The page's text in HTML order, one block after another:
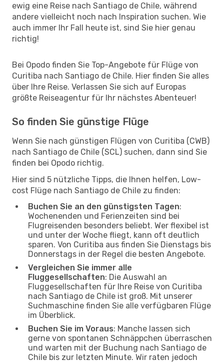
ewig eine Reise nach Santiago de Chile, während
andere vielleicht noch nach Inspiration suchen. Wie
auch immer Ihr Fall heute ist, sind Sie hier genau
richtig!
Bei Opodo finden Sie Top-Angebote für Flüge von
Curitiba nach Santiago de Chile. Hier finden Sie alles
über Ihre Reise. Verlassen Sie sich auf Europas
größte Reiseagentur für Ihr nächstes Abenteuer!
So finden Sie günstige Flüge
Wenn Sie nach günstigen Flügen von Curitiba (CWB)
nach Santiago de Chile (SCL) suchen, dann sind Sie
finden bei Opodo richtig.
Hier sind 5 nützliche Tipps, die Ihnen helfen, Low-
cost Flüge nach Santiago de Chile zu finden:
Buchen Sie an den günstigsten Tagen:
Wochenenden und Ferienzeiten sind bei
Flugreisenden besonders beliebt. Wer flexibel ist
und unter der Woche fliegt, kann oft deutlich
sparen. Von Curitiba aus finden Sie Dienstags bis
Donnerstags in der Regel die besten Angebote.
Vergleichen Sie immer alle
Fluggesellschaften: Die Auswahl an
Fluggesellschaften für Ihre Reise von Curitiba
nach Santiago de Chile ist groß. Mit unserer
Suchmaschine finden Sie alle verfügbaren Flüge
im Überblick.
Buchen Sie im Voraus: Manche lassen sich
gerne von spontanen Schnäppchen überraschen
und warten mit der Buchung nach Santiago de
Chile bis zur letzten Minute. Wir raten jedoch